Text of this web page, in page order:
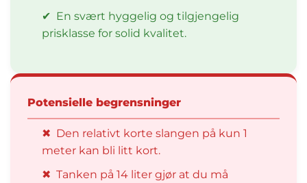
✔ En svært hyggelig og tilgjengelig
prisklasse for solid kvalitet.
Potensielle begrensninger
✖ Den relativt korte slangen på kun 1
meter kan bli litt kort.
✖ Tanken på 14 liter gjør at du må